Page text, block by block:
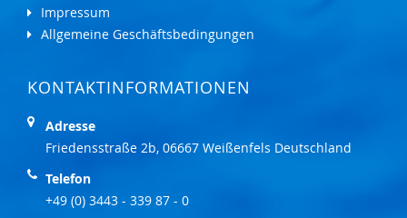
Impressum
Allgemeine Geschäftsbedingungen
KONTAKTINFORMATIONEN
Adresse
Friedensstraße 2b, 06667 Weißenfels Deutschland
Telefon
+49 (0) 3443 - 339 87 - 0